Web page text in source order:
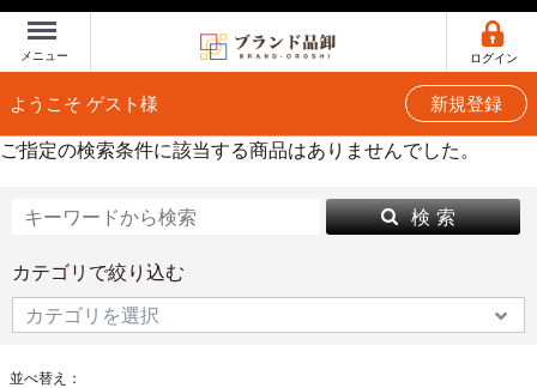
Menu
メニュー ログイン
ようこそ ゲスト様 新規登録
ご指定の検索条件に該当する商品はありませんでした。
検 索
カテゴリで絞り込む
並べ替え：